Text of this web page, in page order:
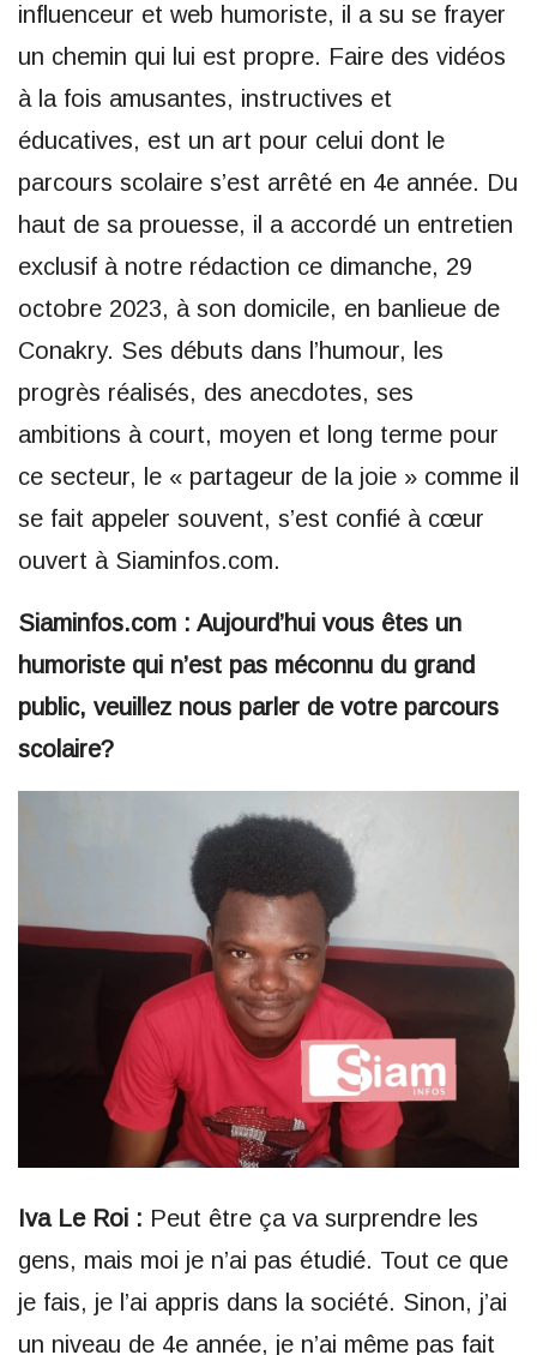
influenceur et web humoriste, il a su se frayer
un chemin qui lui est propre. Faire des vidéos
à la fois amusantes, instructives et
éducatives, est un art pour celui dont le
parcours scolaire s’est arrêté en 4e année. Du
haut de sa prouesse, il a accordé un entretien
exclusif à notre rédaction ce dimanche, 29
octobre 2023, à son domicile, en banlieue de
Conakry. Ses débuts dans l’humour, les
progrès réalisés, des anecdotes, ses
ambitions à court, moyen et long terme pour
ce secteur, le « partageur de la joie » comme il
se fait appeler souvent, s’est confié à cœur
ouvert à Siaminfos.com.
Siaminfos.com : Aujourd’hui vous êtes un
humoriste qui n’est pas méconnu du grand
public, veuillez nous parler de votre parcours
scolaire?
Iva Le Roi : Peut être ça va surprendre les
gens, mais moi je n’ai pas étudié. Tout ce que
je fais, je l’ai appris dans la société. Sinon, j’ai
un niveau de 4e année, je n’ai même pas fait